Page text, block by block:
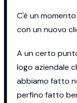
C'è un
con un nuovo
A un certo
logo aziendale
abbiamo fatto
perfino fatto